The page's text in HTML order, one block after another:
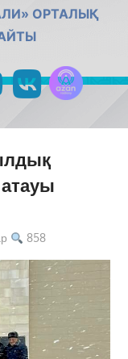
ОРТАЛЫҚ
youtubevk
858